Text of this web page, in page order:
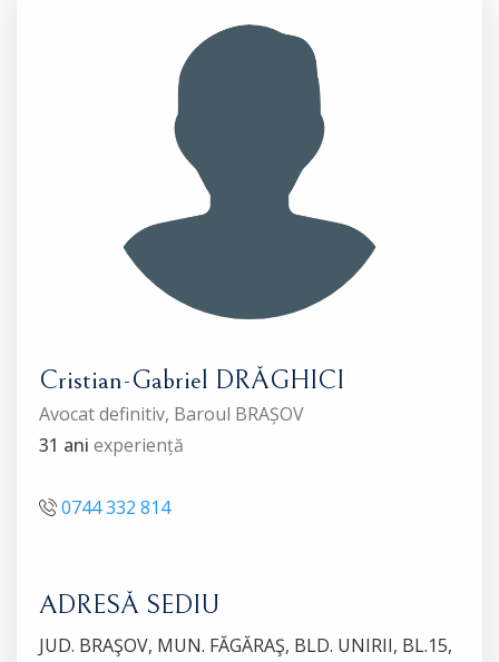
Cristian-Gabriel DRĂGHICI
Avocat definitiv, Baroul BRAȘOV
31 ani experiență
0744 332 814
ADRESĂ SEDIU
JUD. BRAŞOV, MUN. FĂGĂRAŞ, BLD. UNIRII, BL.15,